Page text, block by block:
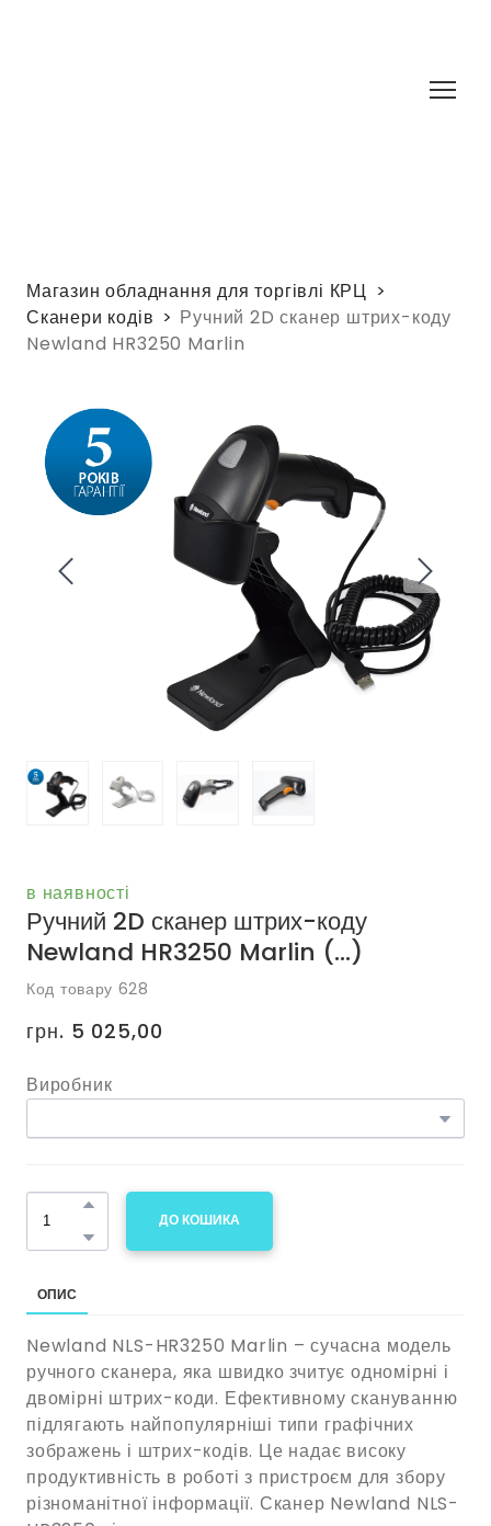
Магазин обладнання для торгівлі КРЦ
Сканери кодів
Ручний 2D сканер штрих-коду
Newland HR3250 Marlin
в наявності
Ручний 2D сканер штрих-коду
Newland HR3250 Marlin (...)
Код товару 628
грн. 5 025,00
Виробник
ДО КОШИКА
ОПИС
Newland NLS-HR3250 Marlin – сучасна модель
ручного сканера, яка швидко зчитує одномірні і
двомірні штрих-коди. Ефективному скануванню
підлягають найпопулярніші типи графічних
зображень і штрих-кодів. Це надає високу
продуктивність в роботі з пристроєм для збору
різноманітної інформації. Сканер Newland NLS-